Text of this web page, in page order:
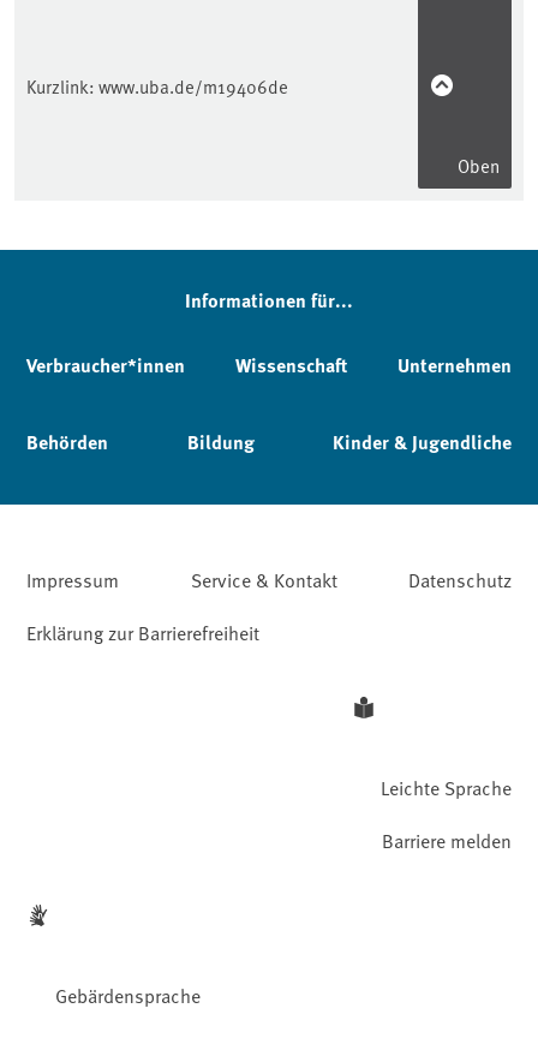
Kurzlink: www.uba.de/m19406de
Oben
Informationen für...
Verbraucher*innen Wissenschaft Unternehmen
Behörden Bildung Kinder & Jugendliche
Impressum Service & Kontakt
Datenschutz
Erklärung zur Barrierefreiheit
Leichte Sprache
Gebärdensprache
Barriere melden